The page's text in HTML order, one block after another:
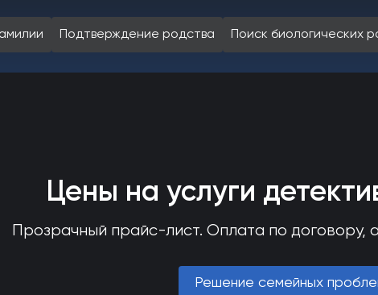
Подтверждение родства Поиск биологических
Цены на услуги
Прозрачный прайс-лист. Оплата по договору,
Решение семейных